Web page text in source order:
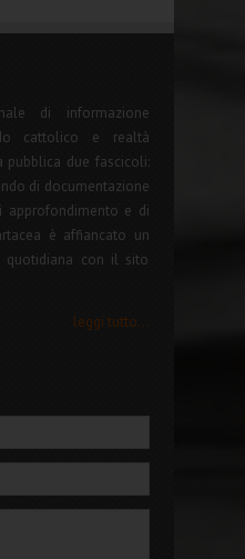
di informazione
cattolico e realtà
pubblica due fascicoli:
di documentazione
approfondimento e di
è affiancato un
quotidiana con il sito
leggi tutto...